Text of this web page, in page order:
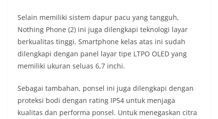
Selain memiliki sistem dapur pacu yang tangguh,
Nothing Phone (2) ini juga dilengkapi teknologi layar
berkualitas tinggi. Smartphone kelas atas ini sudah
dilengkapi dengan panel layar tipe LTPO OLED yang
memiliki ukuran seluas 6,7 inchi.
Sebagai tambahan, ponsel ini juga dilengkapi dengan
proteksi bodi dengan rating IP54 untuk menjaga
kualitas dan performa ponsel. Untuk menegaskan citra